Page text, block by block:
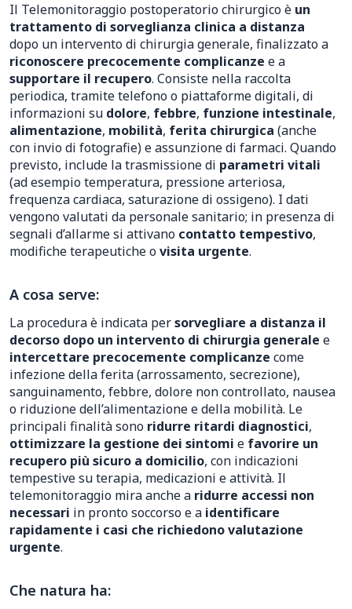
Il Telemonitoraggio postoperatorio chirurgico è un
trattamento di sorveglianza clinica a distanza
dopo un intervento di chirurgia generale, finalizzato a
riconoscere precocemente complicanze e a
supportare il recupero. Consiste nella raccolta
periodica, tramite telefono o piattaforme digitali, di
informazioni su dolore, febbre, funzione intestinale,
alimentazione, mobilità, ferita chirurgica (anche
con invio di fotografie) e assunzione di farmaci. Quando
previsto, include la trasmissione di parametri vitali
(ad esempio temperatura, pressione arteriosa,
frequenza cardiaca, saturazione di ossigeno). I dati
vengono valutati da personale sanitario; in presenza di
segnali d’allarme si attivano contatto tempestivo,
modifiche terapeutiche ovisita urgente.
A cosa serve:
La procedura è indicata persorvegliare a distanza il
decorso dopo un intervento di chirurgia generale e
intercettare precocemente complicanze come
infezione della ferita (arrossamento, secrezione),
sanguinamento, febbre, dolore non controllato, nausea
o riduzione dell’alimentazione e della mobilità. Le
principali finalità sono ridurre ritardi diagnostici,
ottimizzare la gestione dei sintomi e favorire un
recupero più sicuro a domicilio, con indicazioni
tempestive su terapia, medicazioni e attività. Il
telemonitoraggio mira anche a ridurre accessi non
necessari in pronto soccorso e a identificare
rapidamente i casi che richiedono valutazione
urgente.
Che natura ha: